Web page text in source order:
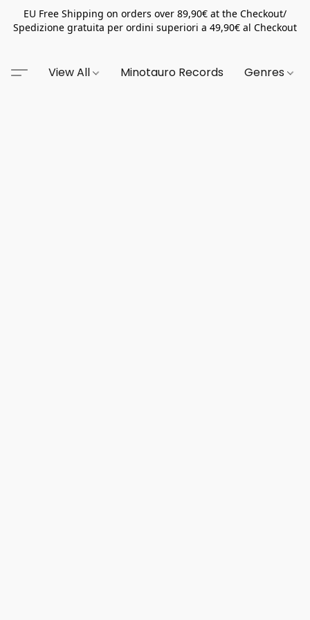
EU Free Shipping on orders over 89,90€ at the Checkout/
Spedizione gratuita per ordini superiori a 49,90€ al Checkout
View All Minotauro Records Genres